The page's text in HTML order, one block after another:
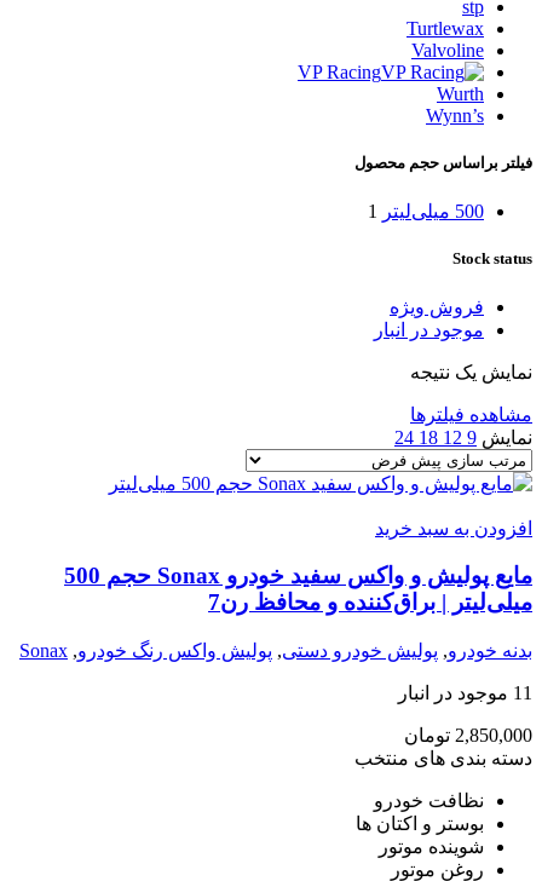
stp
Turtlewax
Valvoline
VP Racing
Wurth
Wynn’s
فیلتر براساس حجم محصول
500 میلی‌لیتر 1
Stock status
فروش ویژه
موجود در انبار
نمایش یک نتیجه
مشاهده فیلترها
نمایش 9
12
18
24
افزودن به سبد خرید
مایع پولیش و واکس سفید خودرو Sonax حجم 500
میلی‌لیتر | براق‌کننده و محافظ رن7
بدنه خودرو, پولیش خودرو دستی, پولیش واکس رنگ خودرو,
Sonax
11 موجود در انبار
2,850,000 تومان
دسته بندی های منتخب
نظافت خودرو
بوستر و اکتان ها
شوینده موتور
روغن موتور